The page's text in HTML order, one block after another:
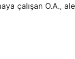
çalışan O.A.,